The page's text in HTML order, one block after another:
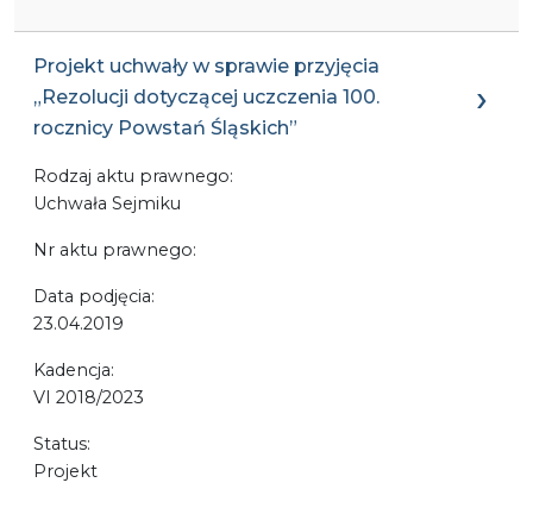
Projekt uchwały w sprawie przyjęcia
„Rezolucji dotyczącej uczczenia 100.
rocznicy Powstań Śląskich”
Rodzaj aktu prawnego:
Uchwała Sejmiku
Nr aktu prawnego:
Data podjęcia:
23.04.2019
Kadencja:
VI 2018/2023
Status:
Projekt